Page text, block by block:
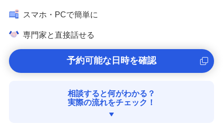
みずほチャットサポート
みずほ銀行オンライン相談
スマホ・PCで簡単に
専門家と直接話せる
予約可能な日時を確認
相談すると何がわかる？
​実際の流れをチェック！​